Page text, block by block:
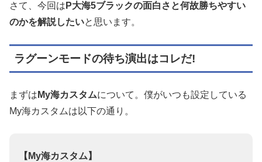
さて、今回は P大海5ブラックの面白さと何故勝ちやすい
のかを解説したいと思います。
ラグーンモードの待ち演出はコレだ!
まずは My海カスタムについて。僕がいつも設定している
My海カスタムは以下の通り。
【My海カスタム】